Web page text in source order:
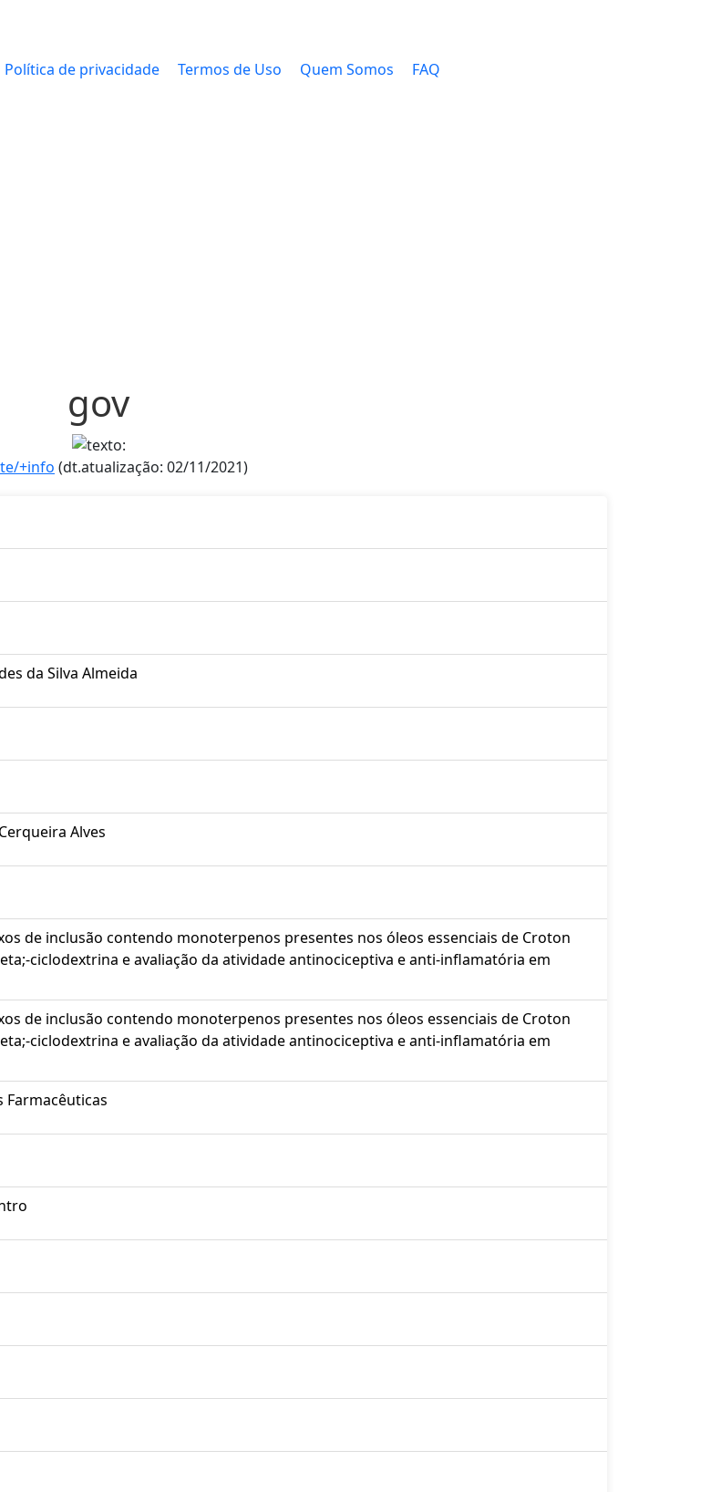
Política de privacidade Termos de Uso Quem Somos FAQ
gov
+info (dt.atualização: 02/11/2021)
da Silva Almeida
Alves
de inclusão contendo monoterpenos presentes nos óleos essenciais de Croton
ciclodextrina e avaliação da atividade antinociceptiva e anti-inflamatória em
de inclusão contendo monoterpenos presentes nos óleos essenciais de Croton
ciclodextrina e avaliação da atividade antinociceptiva e anti-inflamatória em
Farmacêuticas